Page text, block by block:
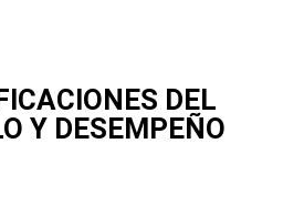
DEL
Y DESEMPEÑO